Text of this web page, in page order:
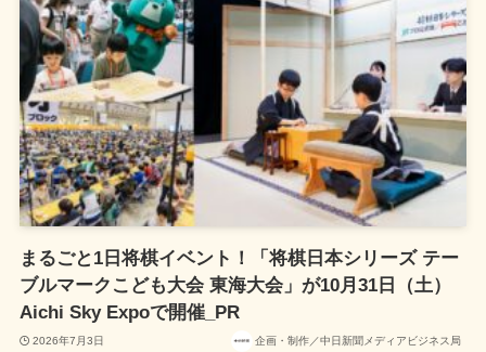
まるごと1日将棋イベント！「将棋日本シリーズ テー
ブルマークこども大会 東海大会」が10月31日（土）
Aichi Sky Expoで開催_PR
2026年7月3日 企画・制作／中日新聞メディアビジネス局